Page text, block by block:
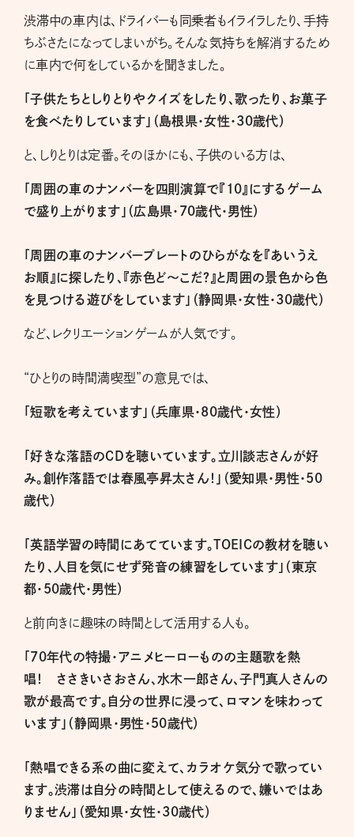
渋滞中の車内は、ドライバーも同乗者もイライラしたり、手持
ちぶさたになってしまいがち。そんな気持ちを解消するため
に車内で何をしているかを聞きました。
「子供たちとしりとりやクイズをしたり、歌ったり、お菓子
を食べたりしています」（島根県・女性・30歳代）
と、しりとりは定番。そのほかにも、子供のいる方は、
「周囲の車のナンバーを四則演算で『10』にするゲーム
で盛り上がります」（広島県・70歳代・男性）
「周囲の車のナンバープレートのひらがなを『あいうえ
お順』に探したり、『赤色ど～こだ？』と周囲の景色から色
を見つける遊びをしています」（静岡県・女性・30歳代）
など、レクリエーションゲームが人気です。
“ひとりの時間満喫型”の意見では、
「短歌を考えています」（兵庫県・80歳代・女性）
「好きな落語のCDを聴いています。立川談志さんが好
み。創作落語では春風亭昇太さん！」（愛知県・男性・50
歳代）
「英語学習の時間にあてています。TOEICの教材を聴い
たり、人目を気にせず発音の練習をしています」（東京
都・50歳代・男性）
と前向きに趣味の時間として活用する人も。
「70年代の特撮・アニメヒーローものの主題歌を熱
唱！ ささきいさおさん、水木一郎さん、子門真人さんの
歌が最高です。自分の世界に浸って、ロマンを味わって
います」（静岡県・男性・５0歳代）
「熱唱できる系の曲に変えて、カラオケ気分で歌ってい
ます。渋滞は自分の時間として使えるので、嫌いではあ
りません」（愛知県・女性・30歳代）